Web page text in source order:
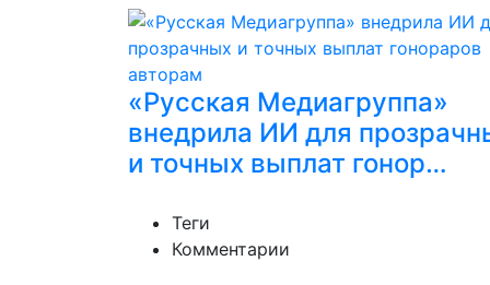
«Русская Медиагруппа»
внедрила ИИ для
и точных выплат гонор…
Теги
Комментарии